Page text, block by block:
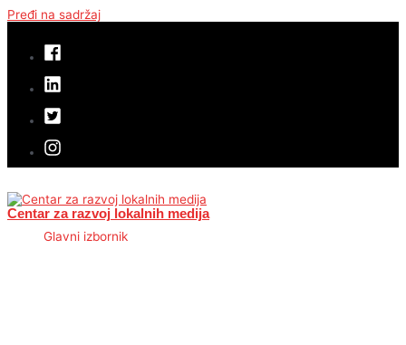
Pređi na sadržaj
Centar za razvoj lokalnih medija
Glavni izbornik